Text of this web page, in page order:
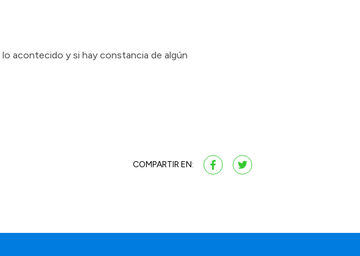
acontecido y si hay constancia de algún
COMPARTIR EN: